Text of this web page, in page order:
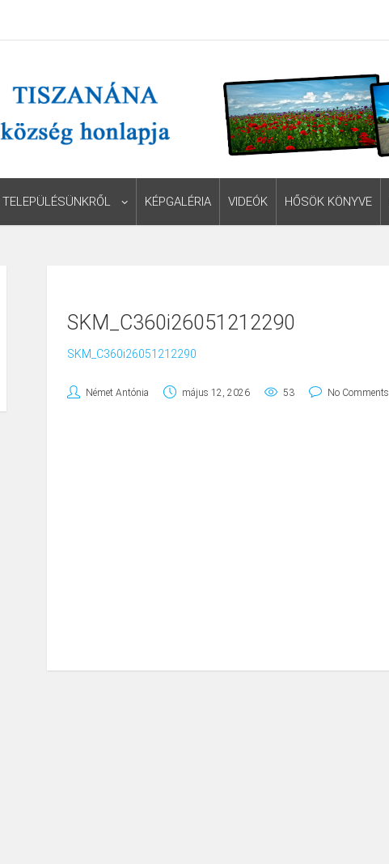
TELEPÜLÉSÜNKRŐL KÉPGALÉRIA VIDEÓK HŐSÖK KÖNYVE
SKM_C360i26051212290
SKM_C360i26051212290
Német Antónia május 12, 2026 53 No Comments